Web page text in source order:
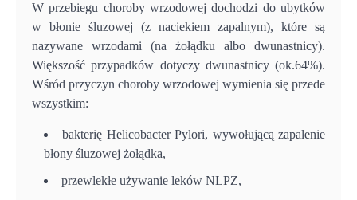
W przebiegu choroby wrzodowej dochodzi do ubytków
w błonie śluzowej (z naciekiem zapalnym), które są
nazywane wrzodami (na żołądku albo dwunastnicy).
Większość przypadków dotyczy dwunastnicy (ok.64%).
Wśród przyczyn choroby wrzodowej wymienia się przede
wszystkim:
bakterię Helicobacter Pylori, wywołującą zapalenie
błony śluzowej żołądka,
przewlekłe używanie leków NLPZ,